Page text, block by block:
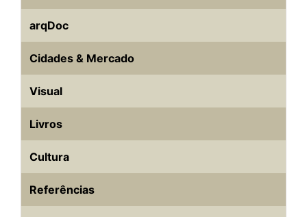
arqDoc
Cidades & Mercado
Visual
Livros
Cultura
Referências